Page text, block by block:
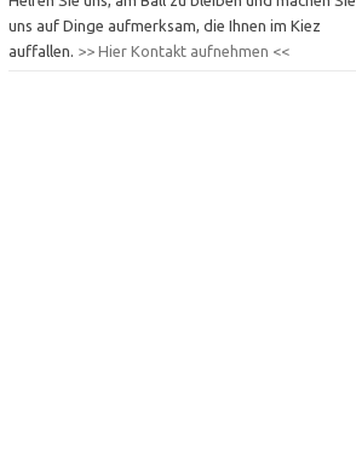
uns auf Dinge aufmerksam, die Ihnen im Kiez
auffallen. >> Hier Kontakt aufnehmen <<